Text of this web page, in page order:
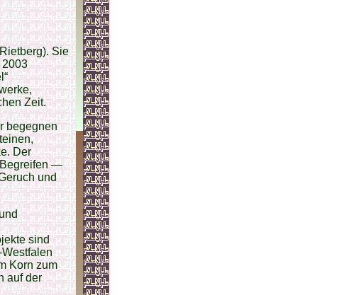
Sie
2003
Zeit.
begegnen
Der
Begreifen —
und
sind
Korn zum
auf der